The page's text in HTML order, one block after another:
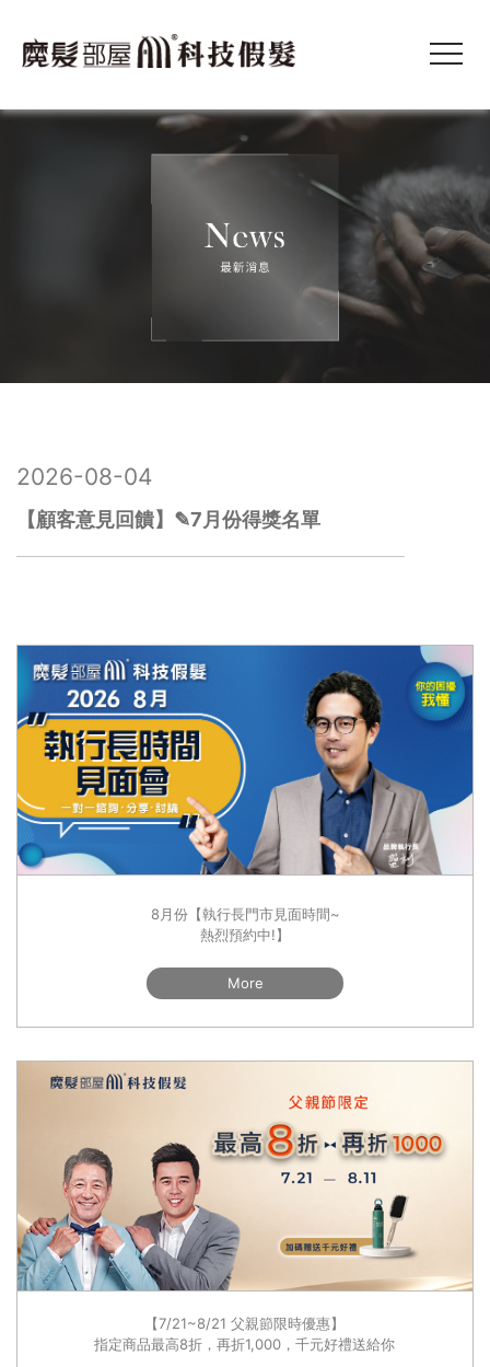
2026-08-04
【顧客意見回饋】✎7月份得獎名單
8月份【執行長門市見面時間~
熱烈預約中!】
More
【7/21~8/21 父親節限時優惠】
指定商品最高8折，再折1,000，千元好禮送給你